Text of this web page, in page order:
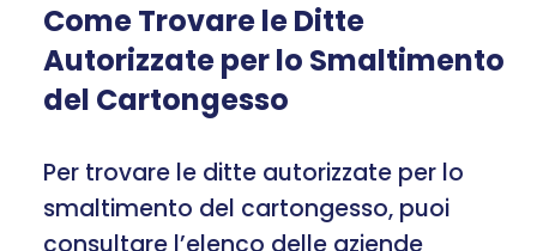
Come Trovare le Ditte
Autorizzate per lo Smaltimento
del Cartongesso
Per trovare le ditte autorizzate per lo
smaltimento del cartongesso, puoi
consultare l’elenco delle aziende